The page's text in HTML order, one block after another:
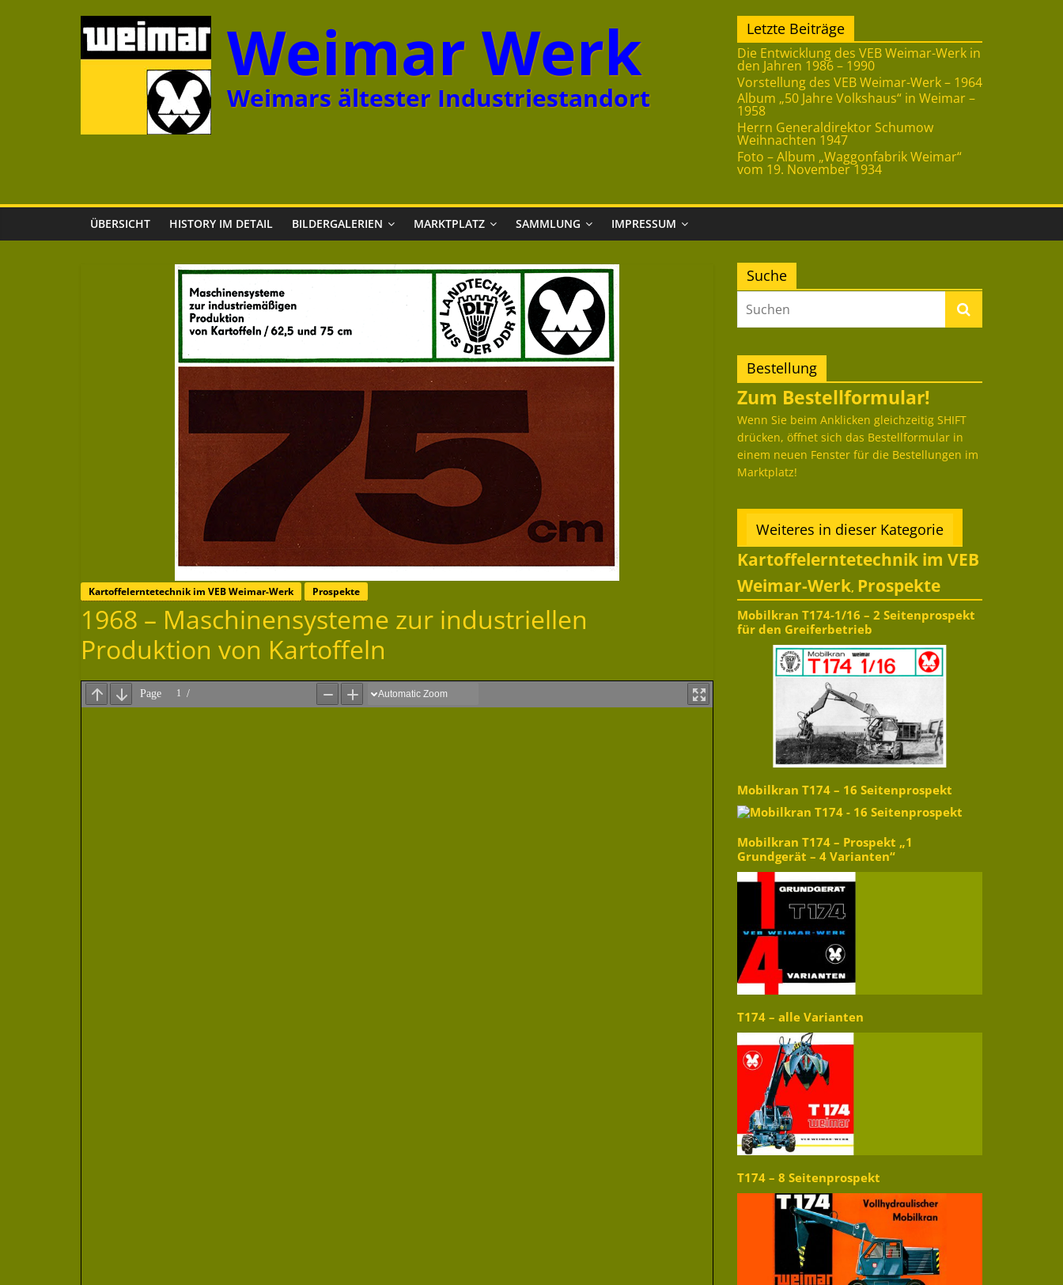
Weimar Werk
Weimars ältester Industriestandort
Letzte Beiträge
Die Entwicklung des VEB Weimar-Werk in
den Jahren 1986 – 1990
Vorstellung des VEB Weimar-Werk – 1964
Album „50 Jahre Volkshaus“ in Weimar –
1958
Herrn Generaldirektor Schumow
Weihnachten 1947
Foto – Album „Waggonfabrik Weimar“
vom 19. November 1934
ÜBERSICHT HISTORY IM DETAIL BILDERGALERIEN MARKTPLATZ SAMMLUNG IMPRESSUM
Kartoffelerntetechnik im VEB Weimar-Werk Prospekte
1968 – Maschinensysteme zur industriellen
Produktion von Kartoffeln
Suche
Bestellung
Zum Bestellformular!
Wenn Sie beim Anklicken gleichzeitig SHIFT
drücken, öffnet sich das Bestellformular in
einem neuen Fenster für die Bestellungen im
Marktplatz!
Weiteres in dieser Kategorie
Kartoffelerntetechnik im VEB
Weimar-Werk, Prospekte
Mobilkran T174-1/16 – 2 Seitenprospekt
für den Greiferbetrieb
Mobilkran T174 – 16 Seitenprospekt
Mobilkran T174 – Prospekt „1
Grundgerät – 4 Varianten“
T174 – alle Varianten
T174 – 8 Seitenprospekt